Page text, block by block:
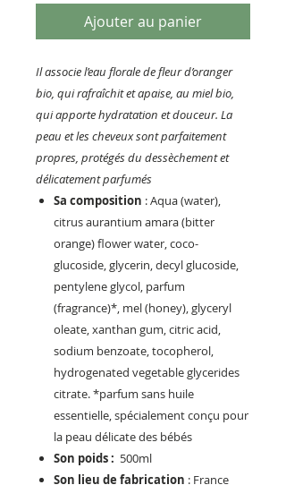
Ajouter au panier
Il associe l’eau florale de fleur d’oranger
bio, qui rafraîchit et apaise, au miel bio,
qui apporte hydratation et douceur. La
peau et les cheveux sont parfaitement
propres, protégés du dessèchement et
délicatement parfumés
Sa composition : Aqua (water),
citrus aurantium amara (bitter
orange) flower water, coco-
glucoside, glycerin, decyl glucoside,
pentylene glycol, parfum
(fragrance)*, mel (honey), glyceryl
oleate, xanthan gum, citric acid,
sodium benzoate, tocopherol,
hydrogenated vegetable glycerides
citrate. *parfum sans huile
essentielle, spécialement conçu pour
la peau délicate des bébés
Son poids : 500ml
Son lieu de fabrication : France